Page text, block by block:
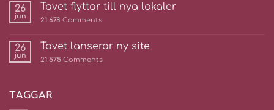
26
jun
Tavet flyttar till nya lokaler
21 678 Comments
26
jun
Tavet lanserar ny site
21 575 Comments
TAGGAR